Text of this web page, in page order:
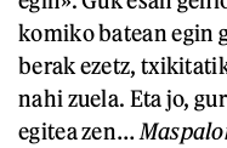
komiko batean egin
berak ezetz,
nahi zuela. Eta jo,
egitea zen…